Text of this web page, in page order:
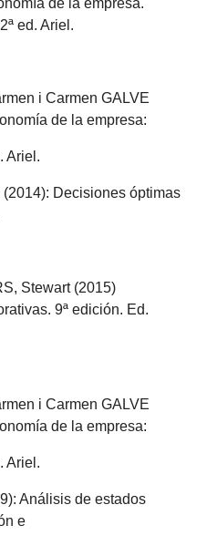
ed. Ariel.
i Carmen GALVE
de la empresa:
Ariel.
Decisiones óptimas
Stewart (2015)
9ª edición. Ed.
i Carmen GALVE
de la empresa:
Ariel.
Análisis de estados
e